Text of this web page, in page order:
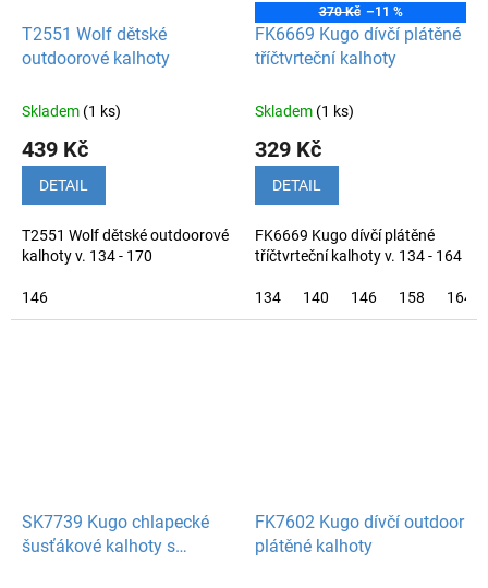
T2551 Wolf dětské
outdoorové kalhoty
Skladem (1 ks)
439 Kč
DETAIL
T2551 Wolf dětské outdoorové
kalhoty v. 134 - 170
146
370 Kč –11 %
FK6669 Kugo dívčí plátěné
tříčtvrteční kalhoty
Skladem (1 ks)
329 Kč
DETAIL
FK6669 Kugo dívčí plátěné
tříčtvrteční kalhoty v. 134 - 164
134 140 146 158 164
SK7739 Kugo chlapecké
šusťákové kalhoty s
FK7602 Kugo dívčí outdoor
plátěné kalhoty